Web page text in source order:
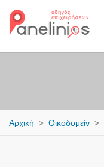
Αρχική Οικοδομείν